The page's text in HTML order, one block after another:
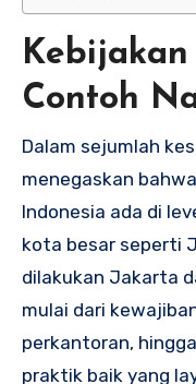
Contoh
Dalam sejumlah
menegaskan
Indonesia ada di
kota besar seperti
dilakukan Jakarta
mulai dari
perkantoran,
praktik baik yang